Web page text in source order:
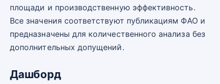
площади и производственную эффективность.
Все значения соответствуют публикациям ФАО и
предназначены для количественного анализа без
дополнительных допущений.
Дашборд